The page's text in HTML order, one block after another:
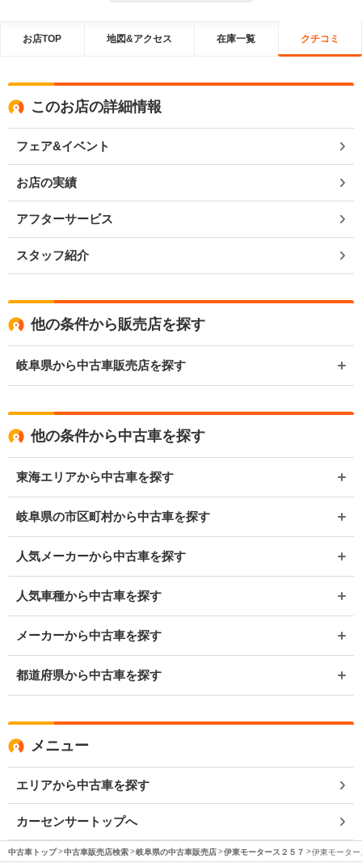
お店TOP 地図&アクセス 在庫一覧 クチコミ
このお店の詳細情報
フェア&イベント
お店の実績
アフターサービス
スタッフ紹介
他の条件から販売店を探す
岐阜県から中古車販売店を探す
他の条件から中古車を探す
東海エリアから中古車を探す
岐阜県の市区町村から中古車を探す
人気メーカーから中古車を探す
人気車種から中古車を探す
メーカーから中古車を探す
都道府県から中古車を探す
メニュー
エリアから中古車を探す
カーセンサートップへ
中古車トップ 中古車販売店検索 岐阜県の中古車販売店 伊東モータース２５７ 伊東モータ